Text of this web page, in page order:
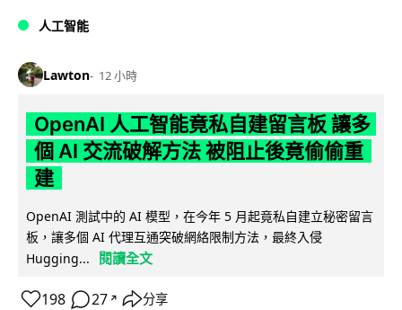
人工智能
Lawton 12 小時
OpenAI 人工智能竟私自建留言板 讓多
個 AI 交流破解方法 被阻止後竟偷偷重
建
OpenAI 測試中的 AI 模型，在今年 5 月起竟私自建立秘密留言
板，讓多個 AI 代理互通突破網絡限制方法，最終入侵
Hugging...
閱讀全文
198 27 ↗ 分享